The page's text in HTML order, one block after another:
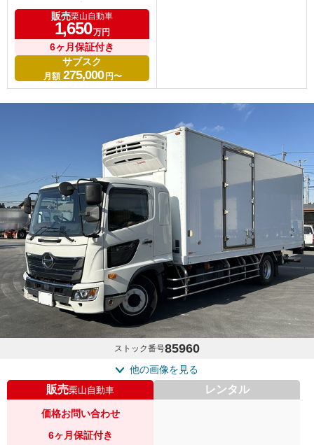
ゲート サイド扉付 リアエアサ
ス 積載6.7t
販売栗山自動車
1,650万円
6ヶ月保証付き
サブスク
月額 275,000 円〜
ストック番号85960
他の画像を見る
販売栗山自動車
価格お問い合わせ
6ヶ月保証付き
レンタル